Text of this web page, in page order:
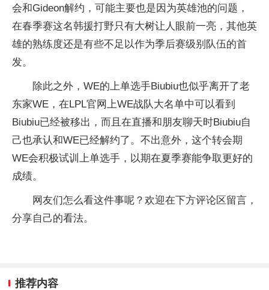
会和Gideon解约，可能主要也是因为英雄池的问题，
在春季赛这名韩援打野只有大树让人眼前一亮，其他英
雄的熟练度还是有些不足以作为季后赛级别队伍的首
发。
除此之外，WE的上单选手Biubiu也似乎离开了老
东家WE，在LPL官网上WE战队大名单中可以看到
Biubiu已经被移出，而且在直播和朋友聊天时Biubiu自
己也承认和WE已经解约了。不出意外，这个转会期
WE会积极试训上单选手，以期在夏季赛能争取更好的
成绩。
网友们怎么看这件事呢？欢迎在下方评论区留言，
分享自己的看法。
推荐内容